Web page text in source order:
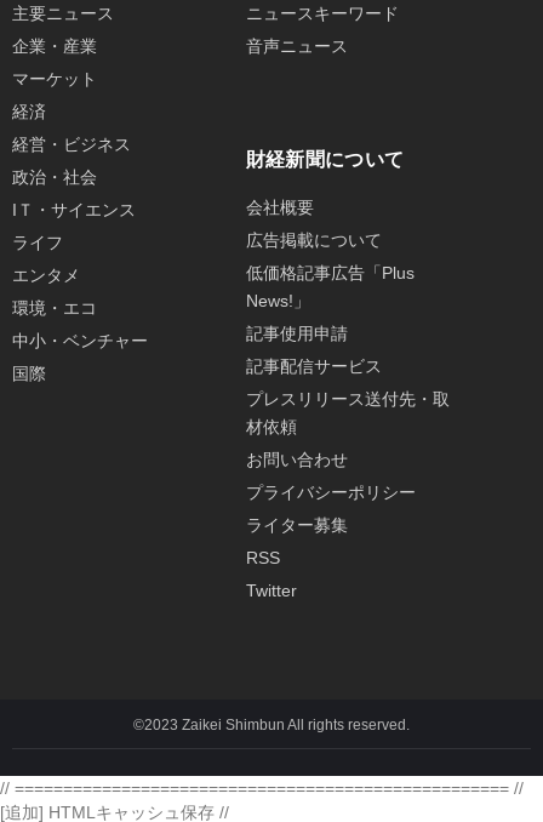
主要ニュース
企業・産業
マーケット
経済
経営・ビジネス
政治・社会
IＴ・サイエンス
ライフ
エンタメ
環境・エコ
中小・ベンチャー
国際
ニュースキーワード
音声ニュース
財経新聞について
会社概要
広告掲載について
低価格記事広告「Plus
News!」
記事使用申請
記事配信サービス
プレスリリース送付先・取
材依頼
お問い合わせ
プライバシーポリシー
ライター募集
RSS
Twitter
©2023 Zaikei Shimbun All rights reserved.
// =================================================== //
[追加] HTMLキャッシュ保存 //